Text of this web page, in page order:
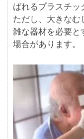
ばれるプラスチッ
ただし、大きなむ
雑な器材を必要と
場合があります。